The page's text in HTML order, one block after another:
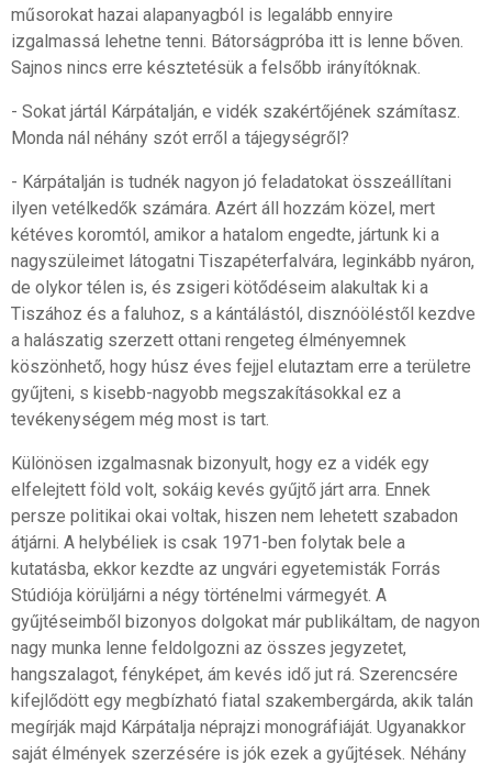
műsorokat hazai alapanyagból is legalább ennyire
izgalmassá lehetne tenni. Bátorságpróba itt is lenne bőven.
Sajnos nincs erre késztetésük a felsőbb irányítóknak.
- Sokat jártál Kárpátalján, e vidék szakértőjének számítasz.
Monda nál néhány szót erről a tájegységről?
- Kárpátalján is tudnék nagyon jó feladatokat összeállítani
ilyen vetélkedők számára. Azért áll hozzám közel, mert
kétéves koromtól, amikor a hatalom engedte, jártunk ki a
nagyszüleimet látogatni Tiszapéterfalvára, leginkább nyáron,
de olykor télen is, és zsigeri kötődéseim alakultak ki a
Tiszához és a faluhoz, s a kántálástól, disznóöléstől kezdve
a halászatig szerzett ottani rengeteg élményemnek
köszönhető, hogy húsz éves fejjel elutaztam erre a területre
gyűjteni, s kisebb-nagyobb megszakításokkal ez a
tevékenységem még most is tart.
Különösen izgalmasnak bizonyult, hogy ez a vidék egy
elfelejtett föld volt, sokáig kevés gyűjtő járt arra. Ennek
persze politikai okai voltak, hiszen nem lehetett szabadon
átjárni. A helybéliek is csak 1971-ben folytak bele a
kutatásba, ekkor kezdte az ungvári egyetemisták Forrás
Stúdiója körüljárni a négy történelmi vármegyét. A
gyűjtéseimből bizonyos dolgokat már publikáltam, de nagyon
nagy munka lenne feldolgozni az összes jegyzetet,
hangszalagot, fényképet, ám kevés idő jut rá. Szerencsére
kifejlődött egy megbízható fiatal szakembergárda, akik talán
megírják majd Kárpátalja néprajzi monográfiáját. Ugyanakkor
saját élmények szerzésére is jók ezek a gyűjtések. Néhány